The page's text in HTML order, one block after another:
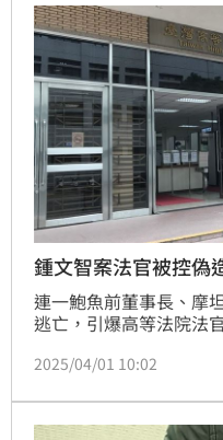
鍾文智案法官被控
連一鮑魚前董事長、摩
逃亡，引爆高等法院法
科技監控，變成有通知
2025/04/01 10:02